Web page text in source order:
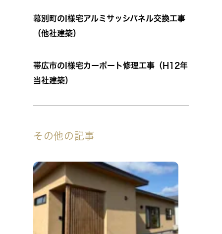
幕別町のI様宅アルミサッシパネル交換工事
（他社建築）
帯広市のI様宅カーポート修理工事（H12年
当社建築）
その他の記事